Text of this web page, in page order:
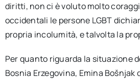
diritti, non ci è voluto molto
occidentali le persone LGBT
propria incolumità, e talvolta la
Per quanto riguarda la situazione
Bosnia Erzegovina, Emina Bošnjak